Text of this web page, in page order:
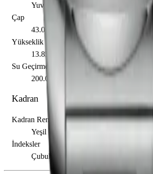
Yuvarlak
Çap
43.00 mm
Yükseklik
13.85 mm
Su Geçirmezlik
200.00 m
Kadran
Kadran Rengi
Yeşil
İndeksler
Çubuk / Nokta